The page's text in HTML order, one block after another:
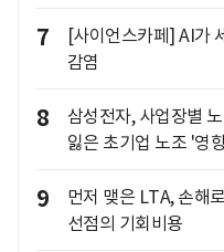
7
[사이언스카페] AI가
감염
8
삼성전자, 사업장별
잃은 초기업 노조 '영
9
먼저 맺은 LTA, 손해
선점의 기회비용